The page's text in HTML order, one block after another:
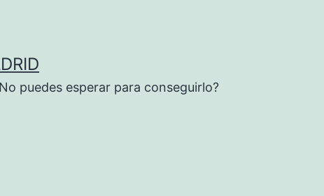
puedes esperar para conseguirlo?